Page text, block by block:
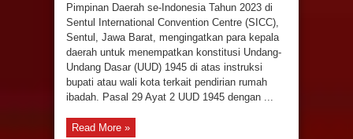
Pimpinan Daerah se-Indonesia Tahun 2023 di
Sentul International Convention Centre (SICC),
Sentul, Jawa Barat, mengingatkan para kepala
daerah untuk menempatkan konstitusi Undang-
Undang Dasar (UUD) 1945 di atas instruksi
bupati atau wali kota terkait pendirian rumah
ibadah. Pasal 29 Ayat 2 UUD 1945 dengan ...
Read More »